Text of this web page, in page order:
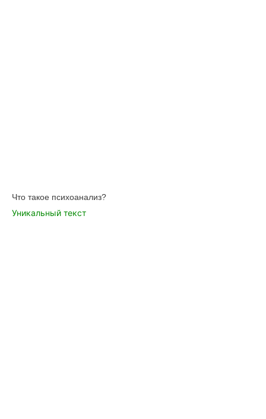
Что такое психоанализ?
Уникальный текст